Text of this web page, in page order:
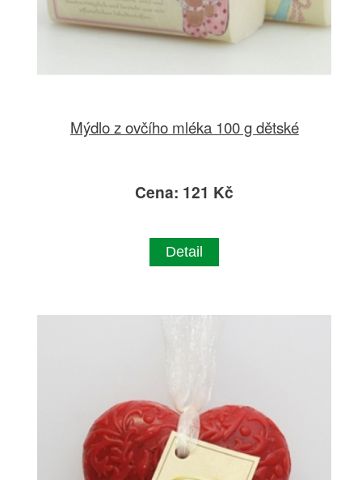
Mýdlo z ovčího mléka 100 g dětské
Cena: 121 Kč
Detail